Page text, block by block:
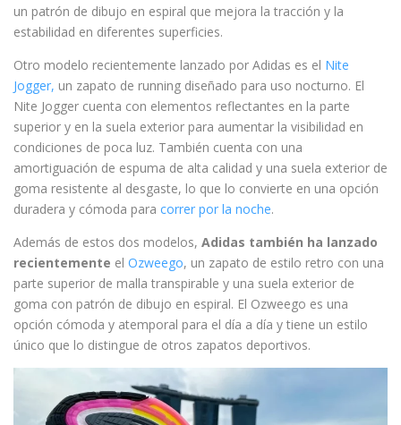
un patrón de dibujo en espiral que mejora la tracción y la
estabilidad en diferentes superficies.
Otro modelo recientemente lanzado por Adidas es el Nite
Jogger, un zapato de running diseñado para uso nocturno. El
Nite Jogger cuenta con elementos reflectantes en la parte
superior y en la suela exterior para aumentar la visibilidad en
condiciones de poca luz. También cuenta con una
amortiguación de espuma de alta calidad y una suela exterior de
goma resistente al desgaste, lo que lo convierte en una opción
duradera y cómoda para correr por la noche.
Además de estos dos modelos, Adidas también ha lanzado
recientemente el Ozweego, un zapato de estilo retro con una
parte superior de malla transpirable y una suela exterior de
goma con patrón de dibujo en espiral. El Ozweego es una
opción cómoda y atemporal para el día a día y tiene un estilo
único que lo distingue de otros zapatos deportivos.